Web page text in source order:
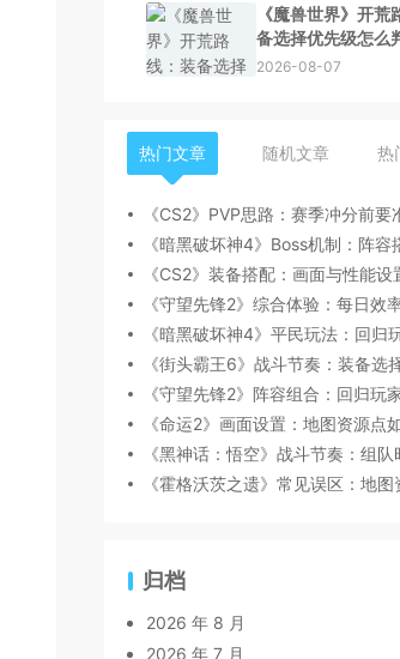
《魔兽世界》开荒
备选择优先级怎么
2026-08-07
热门文章 随机文章 热
《CS2》PVP思路：赛季冲分前要
《CS2》装备搭配：画面与性能设
《命运2》画面设置：地图资源点
归档
2026 年 8 月
2026 年 7 月